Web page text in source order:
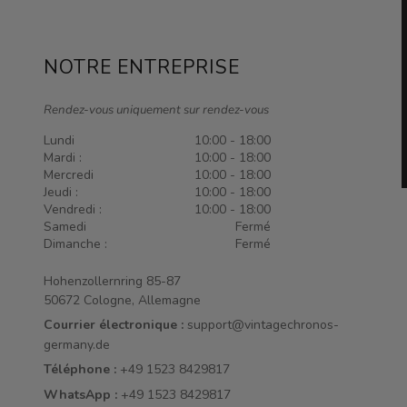
NOTRE ENTREPRISE
Rendez-vous uniquement sur rendez-vous
Lundi
10:00 - 18:00
Mardi :
10:00 - 18:00
Mercredi
10:00 - 18:00
Jeudi :
10:00 - 18:00
Vendredi :
10:00 - 18:00
Samedi
Fermé
Dimanche :
Fermé
Hohenzollernring 85-87
50672 Cologne, Allemagne
Courrier électronique : support@vintagechronos-
germany.de
Téléphone : +49 1523 8429817
WhatsApp : +49 1523 8429817